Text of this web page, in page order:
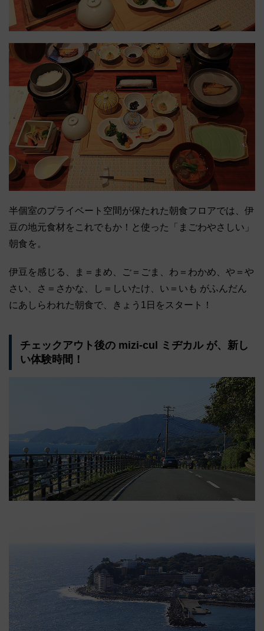
半個室のプライベート空間が保たれた朝食フロアでは、伊
豆の地元食材をこれでもか！と使った「まごわやさしい」
朝食を。
伊豆を感じる、ま＝まめ、ご＝ごま、わ＝わかめ、や＝や
さい、さ＝さかな、し＝しいたけ、い＝いも がふんだん
にあしらわれた朝食で、きょう1日をスタート！
チェックアウト後の mizi-cul ミヂカル が、新し
い体験時間！